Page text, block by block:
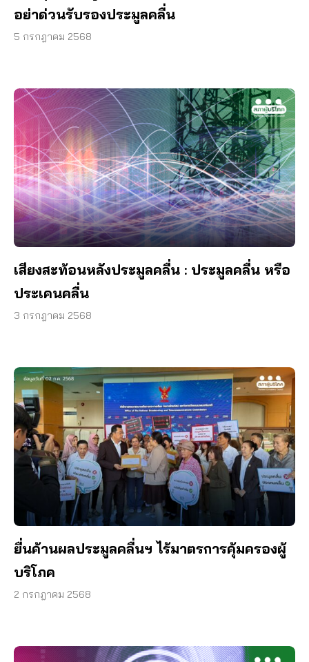
อย่าด่วนรับรองประมูลคลื่น
5 กรกฎาคม 2568
เสียงสะท้อนหลังประมูลคลื่น : ประมูลคลื่น หรือ
ประเคนคลื่น
3 กรกฎาคม 2568
ยื่นค้านผลประมูลคลื่นฯ ไร้มาตรการคุ้มครองผู้
บริโภค
2 กรกฎาคม 2568